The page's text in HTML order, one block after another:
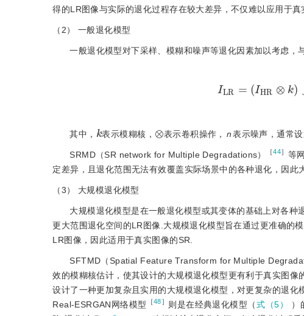
得的LR图像与实际的退化过程存在较大差异，不仅难以应用于
（2） 一般退化模型
一般退化模型对下采样、模糊和噪声等退化因素加以考虑，
R= R ⊗k
其中，
k
表示模糊核， 表示卷积操作， n 表示噪声，通常
SRMD（SR network for Multiple Degradations） ［44］ 等
定差异，且退化范围无法有效覆盖实际场景中的各种退化，因此
（3） 大规模退化模型
大规模退化模型是在一般退化模型或其变体的基础上对各
更大范围退化空间的LR图像.大规模退化模型旨在通过更准确的
LR图像，因此适用于真实图像的SR.
SFTMD（Spatial Feature Transform for Multiple
效的模糊核估计，使其设计的大规模退化模型更有利于真实图像
设计了一种更加复杂且实用的大规模退化模型，对更复杂的退
Real-ESRGAN网络模型
［48］ 则是在经典退化模型（ 式（5） ）